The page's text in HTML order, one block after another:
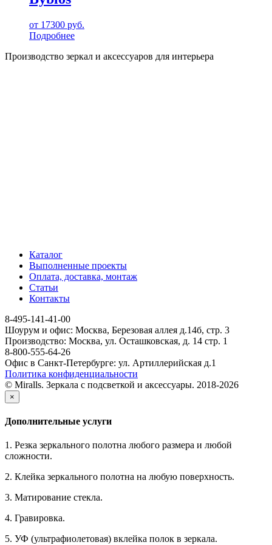
от 17300 руб.
Подробнее
Производство зеркал и аксессуаров для интерьера
Каталог
Выполненные проекты
Оплата, доставка, монтаж
Статьи
Контакты
8-495-141-41-00
Шоурум и офис: Москва, Березовая аллея д.14б, стр. 3
Производство: Москва, ул. Осташковская, д. 14 стр. 1
8-800-555-64-26
Офис в Санкт-Петербурге: ул. Артиллерийская д.1
Политика конфиденциальности
© Miralls. Зеркала с подсветкой и аксессуары. 2018-2026
×
Дополнительные услуги
1. Резка зеркального полотна любого размера и любой
сложности.
2. Клейка зеркального полотна на любую поверхность.
3. Матирование стекла.
4. Гравировка.
5. УФ (ультрафиолетовая) вклейка полок в зеркала.